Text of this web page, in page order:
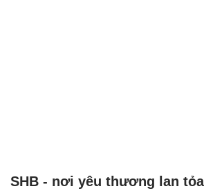
SHB - nơi yêu thương lan